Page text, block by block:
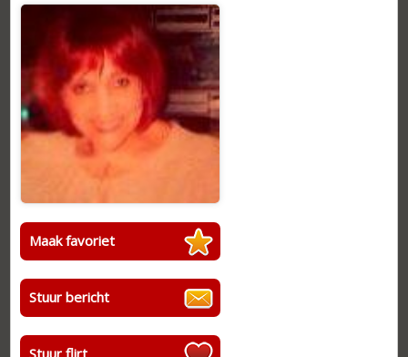
Maak favoriet
Stuur bericht
Stuur flirt